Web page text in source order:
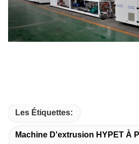
Les Étiquettes:
Machine D'extrusion HYPET À